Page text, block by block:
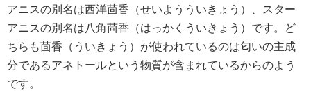
アニスの別名は西洋茴香（せいようういきょう）、スター
アニスの別名は八角茴香（はっかくういきょう）です。ど
ちらも茴香（ういきょう）が使われているのは匂いの主成
分であるアネトールという物質が含まれているからのよう
です。